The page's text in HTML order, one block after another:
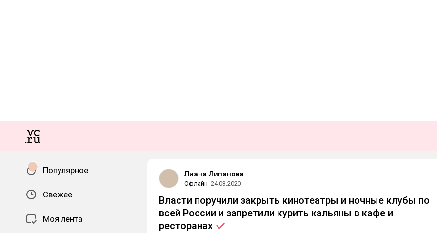
Популярное
Свежее
Моя лента
Лиана Липанова
Офлайн 24.03.2020
Власти поручили закрыть кинотеатры и ночные клубы по
всей России и запретили курить кальяны в кафе и
ресторанах